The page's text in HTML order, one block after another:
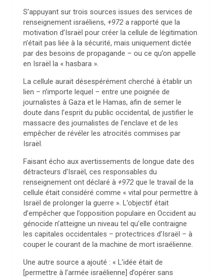
S’appuyant sur trois sources issues des services de
renseignement israéliens, +972 a rapporté que la
motivation d’Israël pour créer la cellule de légitimation
n’était pas liée à la sécurité, mais uniquement dictée
par des besoins de propagande – ou ce qu’on appelle
en Israël la « hasbara ».
La cellule aurait désespérément cherché à établir un
lien – n’importe lequel – entre une poignée de
journalistes à Gaza et le Hamas, afin de semer le
doute dans l’esprit du public occidental, de justifier le
massacre des journalistes de l’enclave et de les
empêcher de révéler les atrocités commises par
Israël.
Faisant écho aux avertissements de longue date des
détracteurs d’Israël, ces responsables du
renseignement ont déclaré à +972 que le travail de la
cellule était considéré comme « vital pour permettre à
Israël de prolonger la guerre ». L’objectif était
d’empêcher que l’opposition populaire en Occident au
génocide n’atteigne un niveau tel qu’elle contraigne
les capitales occidentales – protectrices d’Israël – à
couper le courant de la machine de mort israélienne.
Une autre source a ajouté : « L’idée était de
[permettre à l’armée israélienne] d’opérer sans